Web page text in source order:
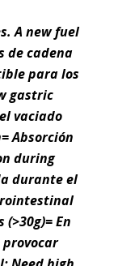
A new fuel
de cadena
para los
gastric
vaciado
Absorción
during
durante el
En